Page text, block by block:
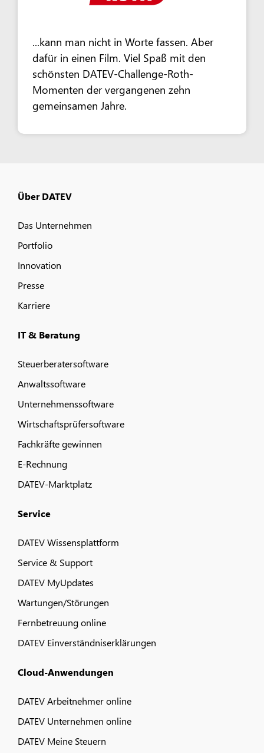
...kann man nicht in Worte fassen. Aber
dafür in einen Film. Viel Spaß mit den
schönsten DATEV-Challenge-Roth-
Momenten der vergangenen zehn
gemeinsamen Jahre.
Über DATEV
Das Unternehmen
Portfolio
Innovation
Presse
Karriere
IT & Beratung
Steuerberatersoftware
Anwaltssoftware
Unternehmenssoftware
Wirtschaftsprüfersoftware
Fachkräfte gewinnen
E-Rechnung
DATEV-Marktplatz
Service
DATEV Wissensplattform
Service & Support
DATEV MyUpdates
Wartungen/Störungen
Fernbetreuung online
DATEV Einverständniserklärungen
Cloud-Anwendungen
DATEV Arbeitnehmer online
DATEV Unternehmen online
DATEV Meine Steuern